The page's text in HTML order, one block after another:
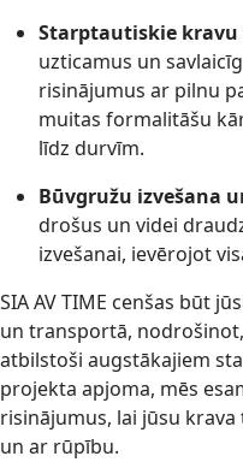
Starptautiskie
uzticamus un
risinājumus ar pilnu
muitas formalitāšu
līdz durvīm.
Būvgružu izvešana
drošus un videi
izvešanai, ievērojot
SIA AV TIME cenšas būt
un transportā,
atbilstoši augstākajiem
projekta apjoma, mēs
risinājumus, lai jūsu
un ar rūpību.